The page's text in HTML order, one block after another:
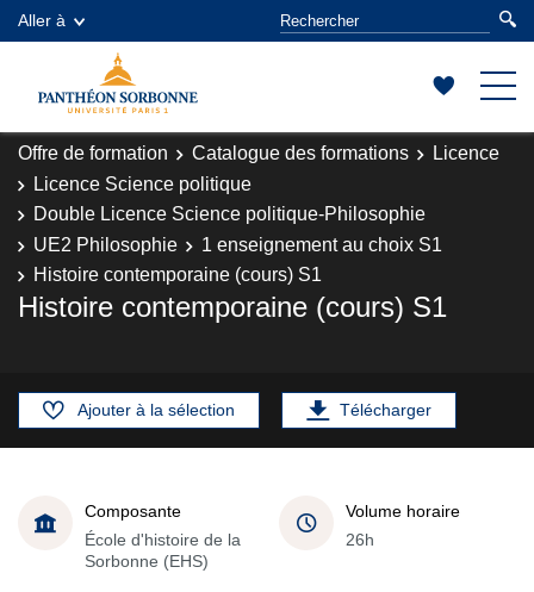
Aller à
Offre de formation Catalogue des formations
Licence
Licence Science politique
Double Licence Science politique-Philosophie
UE2 Philosophie
1 enseignement au choix S1
Histoire contemporaine (cours) S1
Histoire contemporaine (cours) S1
Ajouter à la sélection Télécharger
Composante
École d'histoire de la
Sorbonne (EHS)
Volume horaire
26h